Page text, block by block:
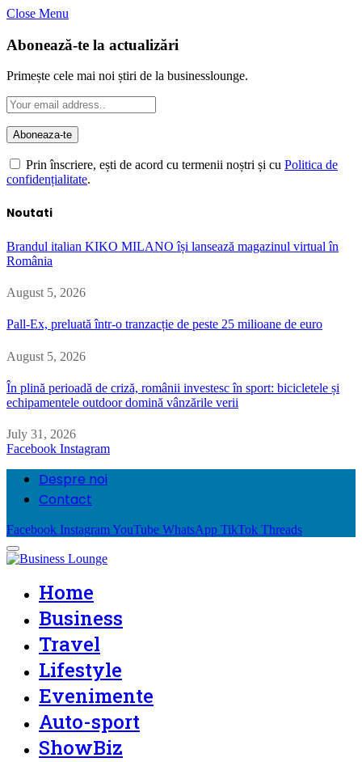
Close Menu
Abonează-te la actualizări
Primește cele mai noi știri de la businesslounge.
Prin înscriere, ești de acord cu termenii noștri și cu Politica de
confidențialitate.
Noutati
Brandul italian KIKO MILANO își lansează magazinul virtual în
România
August 5, 2026
Pall-Ex, preluată într-o tranzacție de peste 25 milioane de euro
August 5, 2026
În plină perioadă de criză, românii investesc în sport: bicicletele și
echipamentele outdoor domină vânzările verii
July 31, 2026
Facebook Instagram
Despre noi
Contact
Facebook InstagramYouTube WhatsApp TikTok Threads
Home
Business
Travel
Lifestyle
Evenimente
Auto-sport
ShowBiz